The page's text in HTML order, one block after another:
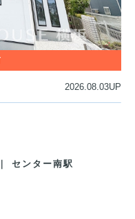
2026.08.03UP
センター南駅